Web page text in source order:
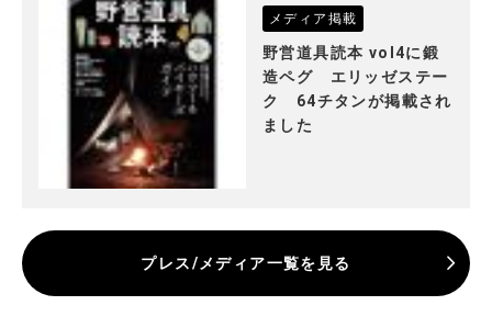
メディア掲載
野営道具読本 vol4に鍛
造ペグ エリッゼステー
ク 64チタンが掲載され
ました
プレス/メディア一覧を見る